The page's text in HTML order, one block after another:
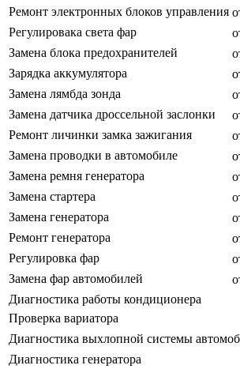
Ремонт электронных блоков управления
Регулировака света фар
Замена блока предохранителей
Зарядка аккумулятора
Замена лямбда зонда
Замена датчика дроссельной заслонки
Ремонт личинки замка зажигания
Замена проводки в автомобиле
Замена ремня генератора
Замена стартера
Замена генератора
Ремонт генератора
Регулировка фар
Замена фар автомобилей
Диагностика работы кондиционера
Проверка вариатора
Диагностика выхлопной системы
Диагностика генератора